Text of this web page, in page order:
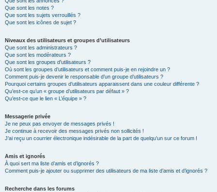
Que sont les notes ?
Que sont les sujets verrouillés ?
Que sont les icônes de sujet ?
Niveaux des utilisateurs et groupes d’utilisateurs
Que sont les administrateurs ?
Que sont les modérateurs ?
Que sont les groupes d’utilisateurs ?
Où sont les groupes d’utilisateurs et comment puis-je en rejoindre un ?
Comment puis-je devenir le responsable d’un groupe d’utilisateurs ?
Pourquoi certains groupes d’utilisateurs apparaissent dans une couleur différente ?
Qu’est-ce qu’un « groupe d’utilisateurs par défaut » ?
Qu’est-ce que le lien « L’équipe » ?
Messagerie privée
Je ne peux pas envoyer de messages privés !
Je continue à recevoir des messages privés non sollicités !
J’ai reçu un courrier électronique indésirable de la part de quelqu’un sur ce forum !
Amis et ignorés
À quoi sert ma liste d’amis et d’ignorés ?
Comment puis-je ajouter ou supprimer des utilisateurs de ma liste d’amis et d’ignorés ?
Recherche dans les forums